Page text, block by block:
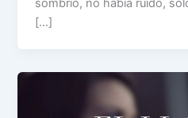
sombrío, no había ruido,
[…]